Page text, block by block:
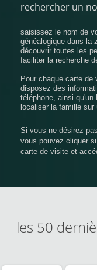
rechercher un
saisissez le nom de
généalogique dans la
découvrir toutes les
faciliter la recherche
Pour chaque carte de
disposez des
téléphone, ainsi
localiser la famille sur
Si vous ne désirez
vous pouvez cliquer
carte de visite et
les 50